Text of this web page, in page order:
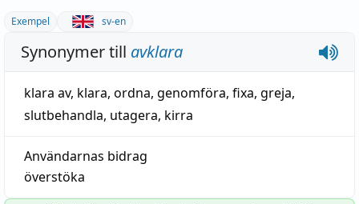
Exempel sv-en
Synonymer till avklara
klara av, klara, ordna, genomföra, fixa, greja,
slutbehandla, utagera, kirra
Användarnas bidrag
överstöka